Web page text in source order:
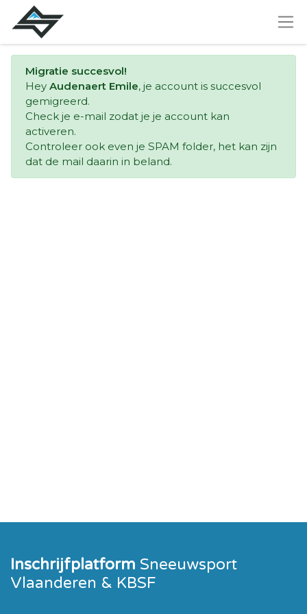
Migratie succesvol!
Hey Audenaert Emile, je account is succesvol
gemigreerd.
Check je e-mail zodat je je account kan
activeren.
Controleer ook even je SPAM folder, het kan zijn
dat de mail daarin in beland.
Inschrijfplatform Sneeuwsport
Vlaanderen & KBSF